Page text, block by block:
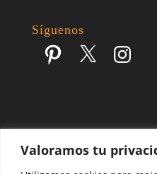
Valoramos tu
Síguenos
Pinterest X Instagram
Escapes por el Mundo |